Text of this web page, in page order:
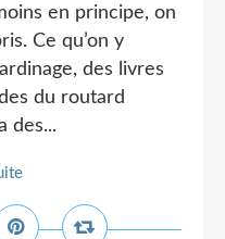
en principe, on
Ce qu’on y
des livres
du routard
des...